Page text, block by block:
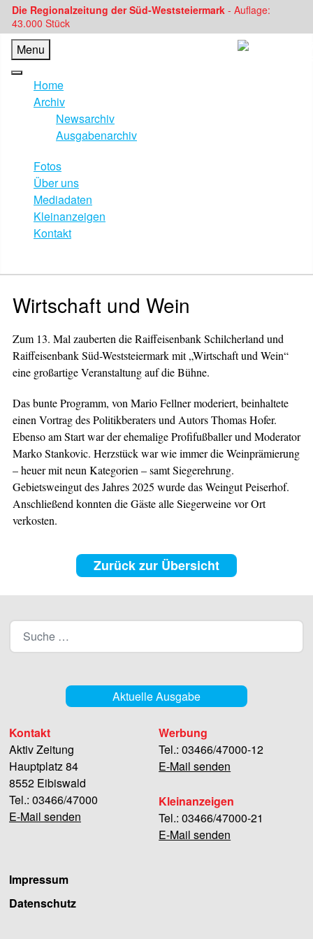
Die Regionalzeitung der Süd-Weststeiermark - Auflage:
43.000 Stück
Menu
Home
Archiv
Newsarchiv
Ausgabenarchiv
Fotos
Über uns
Mediadaten
Kleinanzeigen
Kontakt
Wirtschaft und Wein
Zum 13. Mal zauberten die Raiffeisenbank Schilcherland und
Raiffeisenbank Süd-Weststeiermark mit „Wirtschaft und Wein“
eine großartige Veranstaltung auf die Bühne.
Das bunte Programm, von Mario Fellner moderiert, beinhaltete
einen Vortrag des Politikberaters und Autors Thomas Hofer.
Ebenso am Start war der ehemalige Profifußballer und Moderator
Marko Stankovic. Herzstück war wie immer die Weinprämierung
– heuer mit neun Kategorien – samt Siegerehrung.
Gebietsweingut des Jahres 2025 wurde das Weingut Peiserhof.
Anschließend konnten die Gäste alle Siegerweine vor Ort
verkosten.
Zurück zur Übersicht
Aktuelle Ausgabe
Kontakt
Aktiv Zeitung
Hauptplatz 84
8552 Eibiswald
Tel.: 03466/47000
E-Mail senden
Werbung
Tel.: 03466/47000-12
E-Mail senden
Kleinanzeigen
Tel.: 03466/47000-21
E-Mail senden
Impressum
Datenschutz